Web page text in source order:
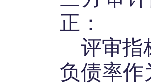
正：
评审指
负债率作